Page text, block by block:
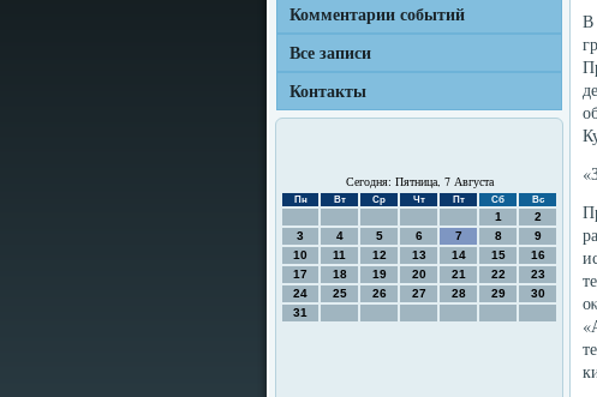
Комментарии событий
Все записи
Контакты
Сегодня: Пятница, 7 Августа
Пн Вт Ср Чт Пт Сб Вс
1
2
3
4 5 6 7 8
9
10
11 12 13 14 15
16
17
18 19 20 21 22
23
24
25 26 27 28 29
30
31
В